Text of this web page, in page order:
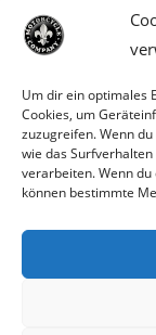
Um dir ein optimales
Cookies, um
zuzugreifen. Wenn
wie das
verarbeiten. Wenn
können bestimmte
Parts für